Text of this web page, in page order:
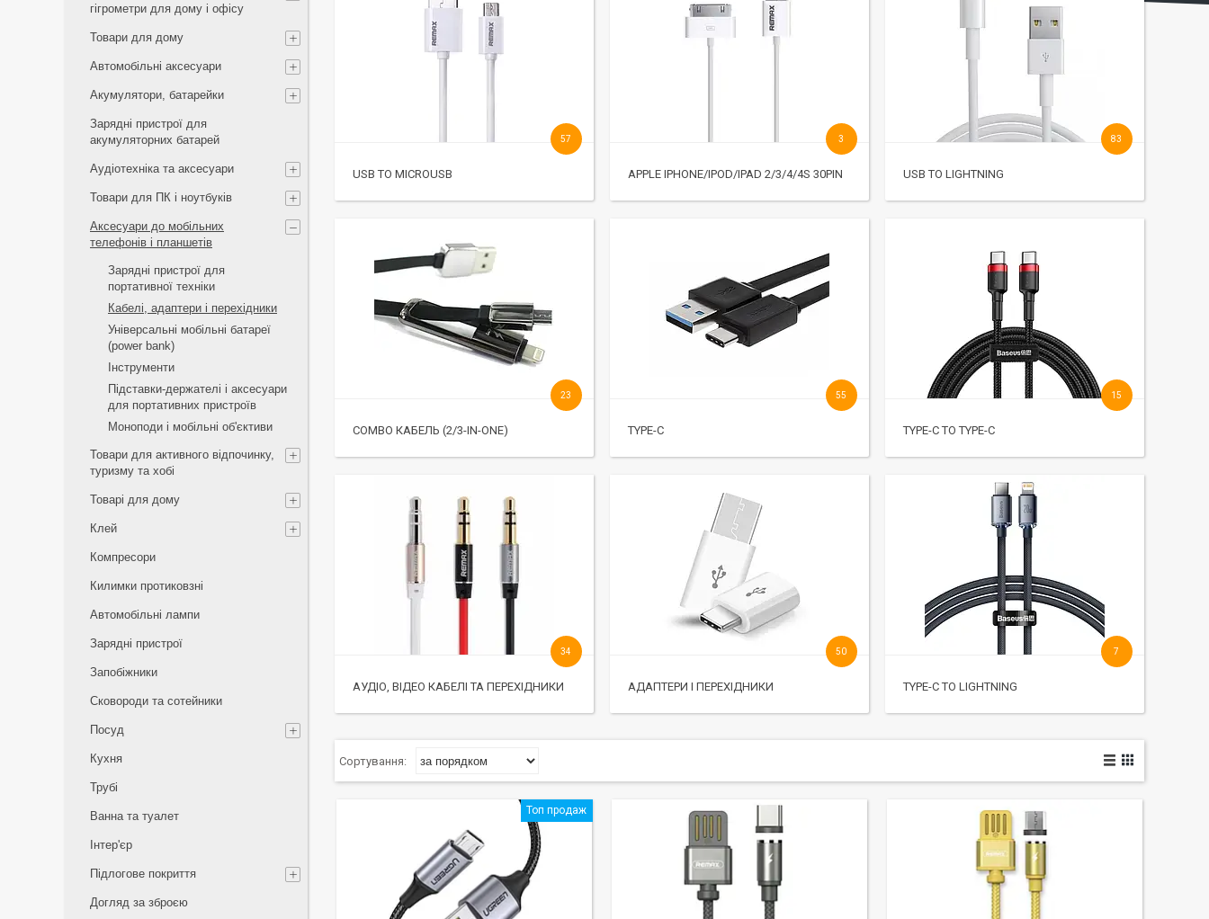
USB TO MICROUSB
57
APPLE IPHONE/IPOD/IPAD 2/3/4/4S 30PIN
3
USB TO LIGHTNING
83
COMBO КАБЕЛЬ (2/3-IN-ONE)
23
TYPE-C
55
TYPE-C TO TYPE-C
15
АУДІО, ВІДЕО КАБЕЛІ ТА ПЕРЕХІДНИКИ
34
АДАПТЕРИ І ПЕРЕХІДНИКИ
50
TYPE-C TO LIGHTNING
7
Топ продаж
гігрометри для дому і офісу
Товари для дому
Автомобільні аксесуари
Акумулятори, батарейки
Зарядні пристрої для
акумуляторних батарей
Аудіотехніка та аксесуари
Товари для ПК і ноутбуків
Аксесуари до мобільних
телефонів і планшетів
Зарядні пристрої для
портативної техніки
Кабелі, адаптери і перехідники
Універсальні мобільні батареї
(power bank)
Інструменти
Підставки-держателі і аксесуари
для портативних пристроїв
Моноподи і мобільні об'єктиви
Товари для активного відпочинку,
туризму та хобі
Товарі для дому
Клей
Компресори
Килимки протиковзні
Автомобільні лампи
Зарядні пристрої
Запобіжники
Сковороди та сотейники
Посуд
Кухня
Трубі
Ванна та туалет
Інтер'єр
Підлогове покриття
Догляд за зброєю